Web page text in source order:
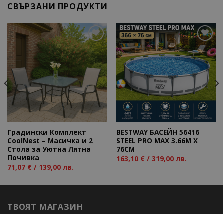
СВЪРЗАНИ ПРОДУКТИ
Add to
wishlist
Градински Комплект
CoolNest – Масичка и 2
Стола за Уютна Лятна
Почивка
71,07 € / 139,00 лв.
Add to
wishlist
BESTWAY БАСЕЙН 56416
STEEL PRO MAX 3.66M X
76CM
163,10 € / 319,00 лв.
ТВОЯТ МАГАЗИН